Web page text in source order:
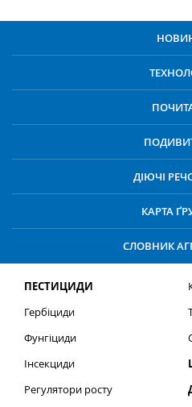
ДІЮЧІ
КАРТА
СЛОВНИК
ПЕСТИЦИДИ
Гербіциди
Фунгіциди
Інсекциди
Регулятори росту